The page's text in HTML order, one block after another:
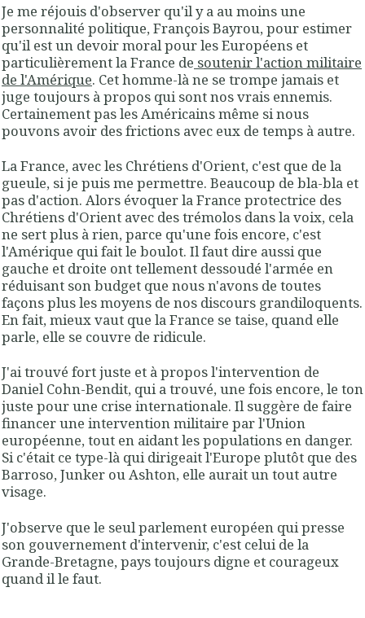
Je me réjouis d'observer qu'il y a au moins une
personnalité politique, François Bayrou, pour estimer
qu'il est un devoir moral pour les Européens et
particulièrement la France de soutenir l'action militaire
de l'Amérique. Cet homme-là ne se trompe jamais et
juge toujours à propos qui sont nos vrais ennemis.
Certainement pas les Américains même si nous
pouvons avoir des frictions avec eux de temps à autre.
La France, avec les Chrétiens d'Orient, c'est que de la
gueule, si je puis me permettre. Beaucoup de bla-bla et
pas d'action. Alors évoquer la France protectrice des
Chrétiens d'Orient avec des trémolos dans la voix, cela
ne sert plus à rien, parce qu'une fois encore, c'est
l'Amérique qui fait le boulot. Il faut dire aussi que
gauche et droite ont tellement dessoudé l'armée en
réduisant son budget que nous n'avons de toutes
façons plus les moyens de nos discours grandiloquents.
En fait, mieux vaut que la France se taise, quand elle
parle, elle se couvre de ridicule.
J'ai trouvé fort juste et à propos l'intervention de
Daniel Cohn-Bendit, qui a trouvé, une fois encore, le ton
juste pour une crise internationale. Il suggère de faire
financer une intervention militaire par l'Union
européenne, tout en aidant les populations en danger.
Si c'était ce type-là qui dirigeait l'Europe plutôt que des
Barroso, Junker ou Ashton, elle aurait un tout autre
visage.
J'observe que le seul parlement européen qui presse
son gouvernement d'intervenir, c'est celui de la
Grande-Bretagne, pays toujours digne et courageux
quand il le faut.